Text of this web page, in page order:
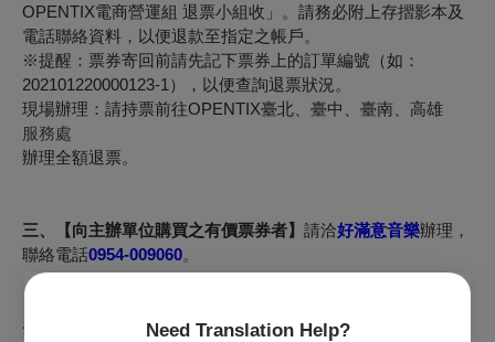
Need Translation Help?
OPENTIX電商營運組 退票小組收」。請務必附上存摺影本及
電話聯絡資料，以便退款至指定之帳戶。
※提醒：票券寄回前請先記下票券上的訂單編號（如：
202101220000123-1），以便查詢退票狀況。
現場辦理：請持票前往OPENTIX臺北、臺中、臺南、高雄
服務處
辦理全額退票。
三、【向主辦單位購買之有價票券者】 請洽好滿意音樂辦理，
聯絡電話0954-009060。
登入OPENTIX＞會員＞訂單紀錄，點入要查詢的訂單編號內